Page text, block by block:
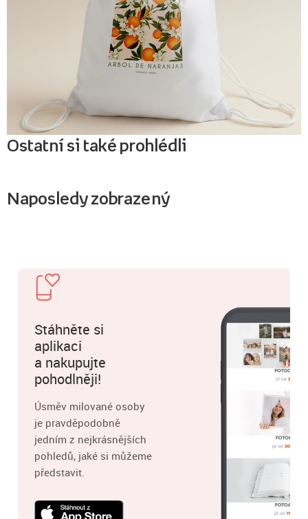
Ostatní si také prohlédli
Naposledy zobrazený
Stáhněte si
aplikaci
a nakupujte
pohodlněji!
Úsměv milované osoby
je pravděpodobně
jedním z nejkrásnějších
pohledů, jaké si můžeme
představit.